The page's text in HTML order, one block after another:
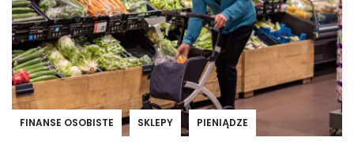
FINANSE OSOBISTE SKLEPY PIENIĄDZE